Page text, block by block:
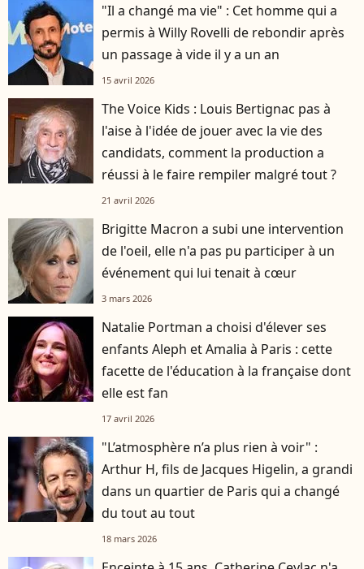
"Il a changé ma vie" : Cet homme qui a
permis à Willy Rovelli de rebondir après
un passage à vide il y a un an
15 avril 2026
The Voice Kids : Louis Bertignac pas à
l'aise à l'idée de jouer avec la vie des
candidats, comment la production a
réussi à le faire rempiler malgré tout ?
21 avril 2026
Brigitte Macron a subi une intervention
de l'oeil, elle n'a pas pu participer à un
événement qui lui tenait à cœur
3 mars 2026
Natalie Portman a choisi d'élever ses
enfants Aleph et Amalia à Paris : cette
facette de l'éducation à la française dont
elle est fan
17 avril 2026
"L’atmosphère n’a plus rien à voir" :
Arthur H, fils de Jacques Higelin, a grandi
dans un quartier de Paris qui a changé
du tout au tout
18 mars 2026